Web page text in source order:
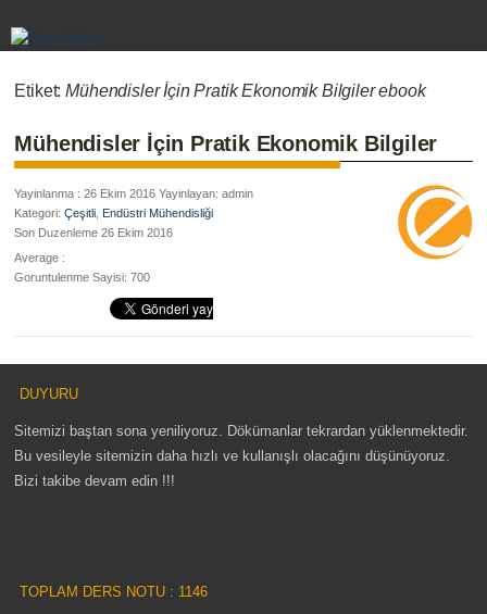
Etiket:Mühendisler İçin Pratik Ekonomik Bilgiler ebook
Mühendisler İçin Pratik Ekonomik Bilgiler
Yayinlanma : 26 Ekim 2016 Yayinlayan: admin
Kategori:Çeşitli Endüstri Mühendisliği
Son Duzenleme 26 Ekim 2016
Average :
Goruntulenme Sayisi: 700
DUYURU
Sitemizi baştan sona yeniliyoruz. Dökümanlar tekrardan yüklenmektedir.
Bu vesileyle sitemizin daha hızlı ve kullanışlı olacağını düşünüyoruz.
Bizi takibe devam edin !!!
TOPLAM DERS NOTU : 1146